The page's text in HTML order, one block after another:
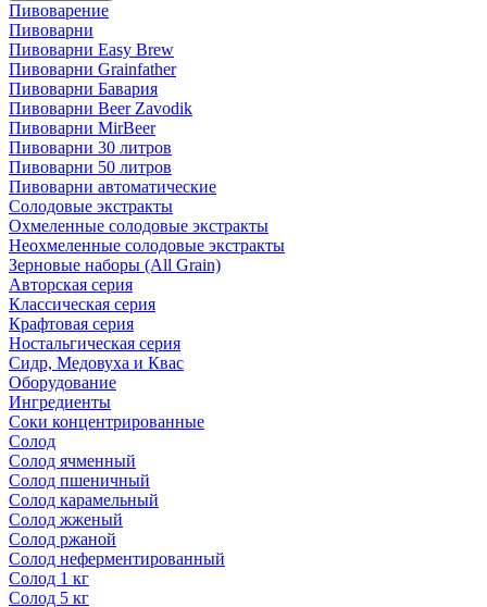
Пивоварение
Пивоварни
Пивоварни Easy Brew
Пивоварни Grainfather
Пивоварни Бавария
Пивоварни Beer Zavodik
Пивоварни MirBeer
Пивоварни 30 литров
Пивоварни 50 литров
Пивоварни автоматические
Солодовые экстракты
Охмеленные солодовые экстракты
Неохмеленные солодовые экстракты
Зерновые наборы (All Grain)
Авторская серия
Классическая серия
Крафтовая серия
Ностальгическая серия
Сидр, Медовуха и Квас
Оборудование
Ингредиенты
Соки концентрированные
Солод
Солод ячменный
Солод пшеничный
Солод карамельный
Солод жженый
Солод ржаной
Солод неферментированный
Солод 1 кг
Солод 5 кг